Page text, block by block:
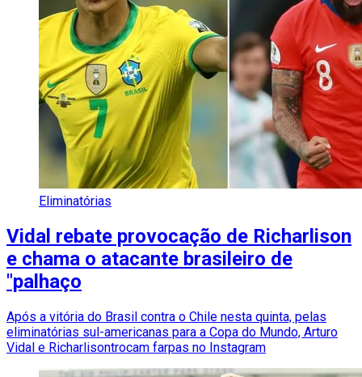
Eliminatórias
Vidal rebate provocação de Richarlison
e chama o atacante brasileiro de
"palhaço
Após a vitória do Brasil contra o Chile nesta quinta, pelas
eliminatórias sul-americanas para a Copa do Mundo, Arturo
Vidal e Richarlisontrocam farpas no Instagram